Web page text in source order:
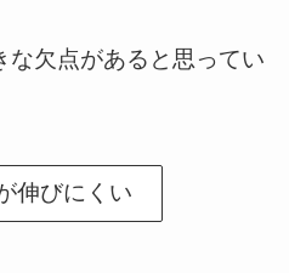
な欠点があると思ってい
伸びにくい